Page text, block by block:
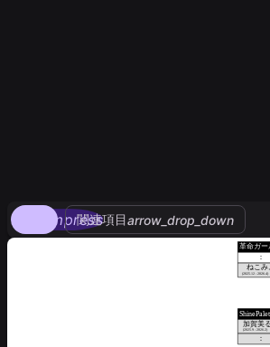
compress
関連項目arrow_drop_down